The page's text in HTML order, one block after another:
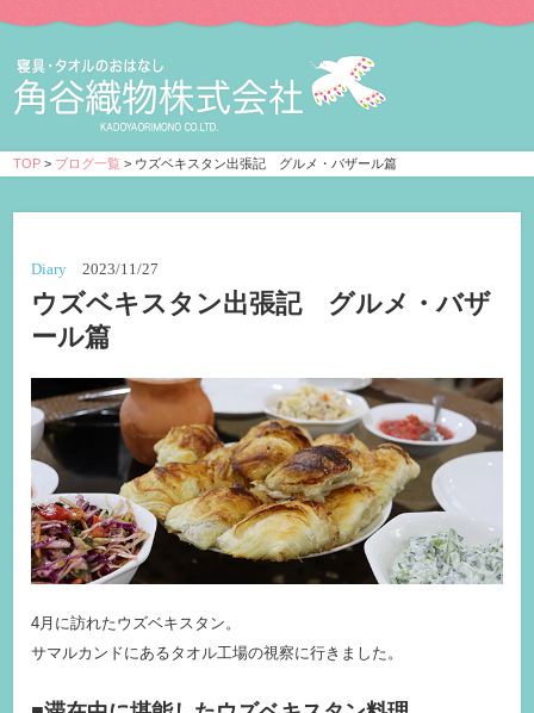
TOP > ブログ一覧 > ウズベキスタン出張記 グルメ・バザール篇
Diary 2023/11/27
ウズベキスタン出張記 グルメ・バザ
ール篇
4月に訪れたウズベキスタン。
サマルカンドにあるタオル工場の視察に行きました。